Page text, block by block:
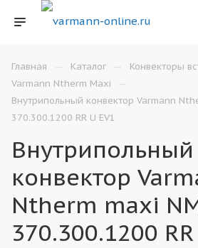
Главная — Каталог — Конвекторы
Varmann Ntherm Maxi —
Внутрипольный конвектор Varmann
370.300.1200 RR U EV1
Внутрипольный
конвектор
Ntherm maxi
370.300.1200